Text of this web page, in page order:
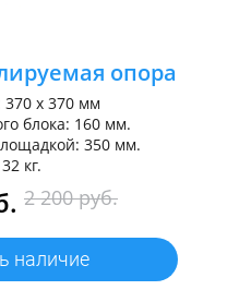
опора
х 370 мм
блока: 160 мм.
350 мм.
кг.
2 200 руб.
наличие